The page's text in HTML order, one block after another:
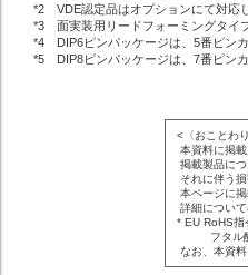
*2 VDE認定品はオプションにて対応
*3 面実装用リードフォーミングタイ
*4 DIP6ピンパッケージは、5番ピンカ
*5 DIP8ピンパッケージは、7番ピンカ
<〈おことわ
本資料に掲
掲載製品に
それに伴う
本ページに
詳細につい
* EU RoHS指
フタル酸エ
なお、本資